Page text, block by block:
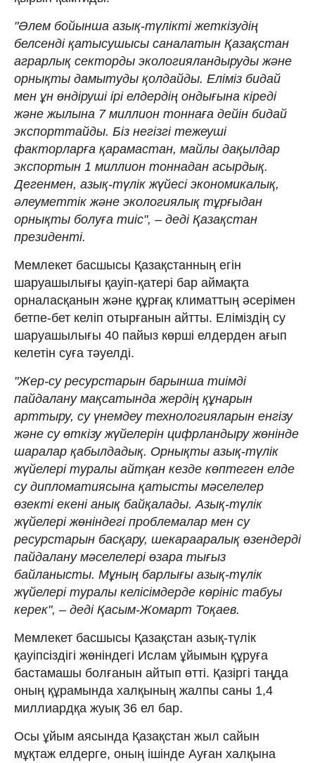
"Әлем бойынша азық-түлікті жеткізудің
белсенді қатысушысы саналатын Қазақстан
аграрлық секторды экологияландыруды және
орнықты дамытуды қолдайды. Еліміз бидай
мен ұн өндіруші ірі елдердің ондығына кіреді
және жылына 7 миллион тоннаға дейін бидай
экспорттайды. Біз негізгі тежеуші
факторларға қарамастан, майлы дақылдар
экспортын 1 миллион тоннадан асырдық.
Дегенмен, азық-түлік жүйесі экономикалық,
әлеуметтік және экологиялық тұрғыдан
орнықты болуға тиіс", – деді Қазақстан
президенті.
Мемлекет басшысы Қазақстанның егін
шаруашылығы қауіп-қатері бар аймақта
орналасқанын және құрғақ климаттың әсерімен
бетпе-бет келіп отырғанын айтты. Еліміздің су
шаруашылығы 40 пайыз көрші елдерден ағып
келетін суға тәуелді.
"Жер-су ресурстарын барынша тиімді
пайдалану мақсатында жердің құнарын
арттыру, су үнемдеу технологияларын енгізу
және су өткізу жүйелерін цифрландыру жөнінде
шаралар қабылдадық. Орнықты азық-түлік
жүйелері туралы айтқан кезде көптеген елде
су дипломатиясына қатысты мәселелер
өзекті екені анық байқалады. Азық-түлік
жүйелері жөніндегі проблемалар мен су
ресурстарын басқару, шекарааралық өзендерді
пайдалану мәселелері өзара тығыз
байланысты. Мұның барлығы азық-түлік
жүйелері туралы келісімдерде көрініс табуы
керек", – деді Қасым-Жомарт Тоқаев.
Мемлекет басшысы Қазақстан азық-түлік
қауіпсіздігі жөніндегі Ислам ұйымын құруға
бастамашы болғанын айтып өтті. Қазіргі таңда
оның құрамында халқының жалпы саны 1,4
миллиардқа жуық 36 ел бар.
Осы ұйым аясында Қазақстан жыл сайын
мұқтаж елдерге, оның ішінде Ауған халқына